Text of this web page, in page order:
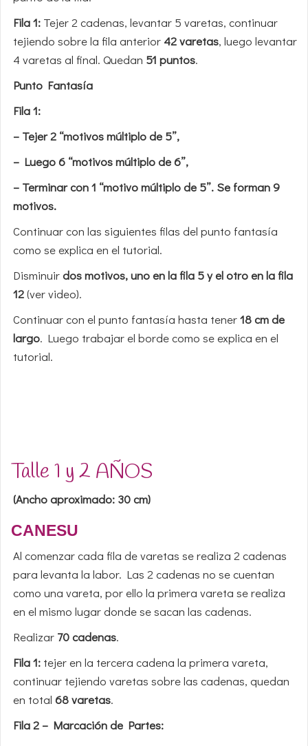
Fila 1: Tejer 2 cadenas, levantar 5 varetas, continuar
tejiendo sobre la fila anterior 42 varetas, luego levantar
4 varetas al final. Quedan 51 puntos.
Punto Fantasía
Fila 1:
– Tejer 2 “motivos múltiplo de 5”,
– Luego 6 “motivos múltiplo de 6”,
– Terminar con 1 “motivo múltiplo de 5”. Se forman 9
motivos.
Continuar con las siguientes filas del punto fantasía
como se explica en el tutorial.
Disminuirdos motivos, uno en la fila 5 y el otro en la fila
12(ver video).
Continuar con el punto fantasía hasta tener18 cm de
largo. Luego trabajar el borde como se explica en el
tutorial.
Talle 1 y 2 AÑOS
(Ancho aproximado: 30 cm)
CANESU
Al comenzar cada fila de varetas se realiza 2 cadenas
para levanta la labor. Las 2 cadenas no se cuentan
como una vareta, por ello la primera vareta se realiza
en el mismo lugar donde se sacan las cadenas.
Realizar 70 cadenas.
Fila 1: tejer en la tercera cadena la primera vareta,
continuar tejiendo varetas sobre las cadenas, quedan
en total 68 varetas.
Fila 2 – Marcación de Partes: